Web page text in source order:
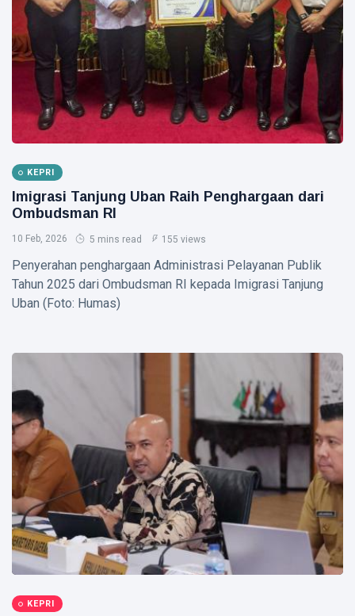
Nasional
Kategori
Disabilitas
2026
HUKRIM
Mantan
Suami
Diduga
Bacok
Perempuan
hingga
Pekanbaru
07
Aug,
2026
views
INDRAGIRI
Kemunculan
Buaya
Muara Bikin
Warga Desa
Berhasil
Menangkap
07 Aug,
30
RIAU
Sekda
Riau
Apresiasi
Gubernur
ADLG
Awards
2026
Prabowo Subianto
Indonesia
Pekanbaru
Pilkada 2024
Donald Trump
KEPRI
Imigrasi Tanjung Uban Raih Penghargaan dari
Ombudsman RI
10 Feb, 2026 5 mins read 155 views
Penyerahan penghargaan Administrasi Pelayanan Publik
Tahun 2025 dari Ombudsman RI kepada Imigrasi Tanjung
Uban (Foto: Humas)
KEPRI